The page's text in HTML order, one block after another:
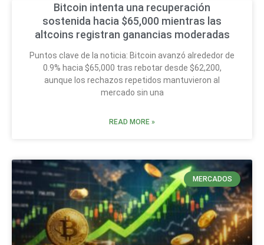
Bitcoin intenta una recuperación
sostenida hacia $65,000 mientras las
altcoins registran ganancias moderadas
Puntos clave de la noticia: Bitcoin avanzó alrededor de
0.9% hacia $65,000 tras rebotar desde $62,200,
aunque los rechazos repetidos mantuvieron al
mercado sin una
READ MORE »
MERCADOS